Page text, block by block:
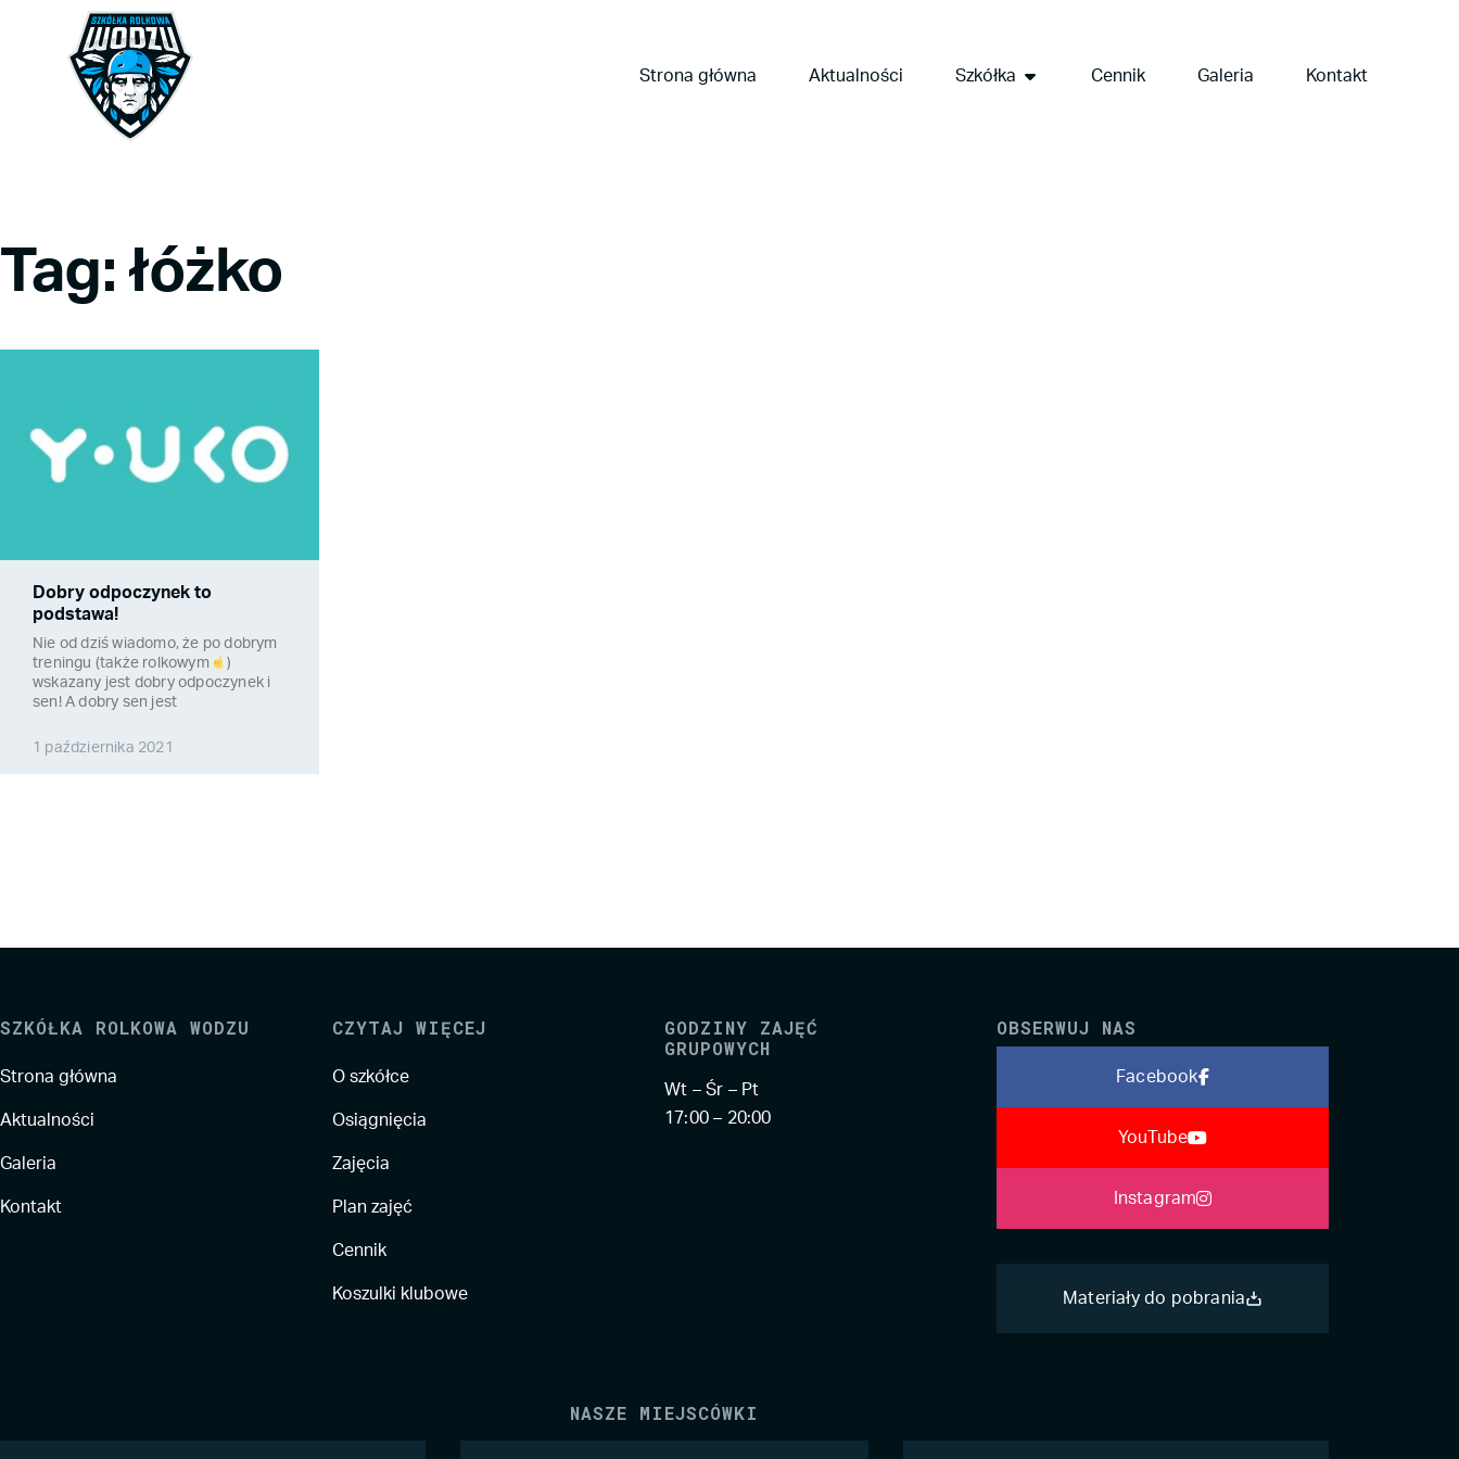
Strona główna Aktualności Szkółka Cennik Galeria Kontakt
Tag: łóżko
Dobry odpoczynek to
podstawa!
Nie od dziś wiadomo, że po dobrym
treningu (także rolkowym
)
wskazany jest dobry odpoczynek i
sen! A dobry sen jest
1 października 2021
SZKÓŁKA ROLKOWA WODZU
Strona główna
Aktualności
Galeria
Kontakt
CZYTAJ WIĘCEJ
O szkółce
Osiągnięcia
Zajęcia
Plan zajęć
Cennik
Koszulki klubowe
GODZINY ZAJĘĆ
GRUPOWYCH
Wt – Śr – Pt
17:00 – 20:00
OBSERWUJ NAS
Facebook
YouTube
Instagram
Materiały do pobrania
NASZE MIEJSCÓWKI